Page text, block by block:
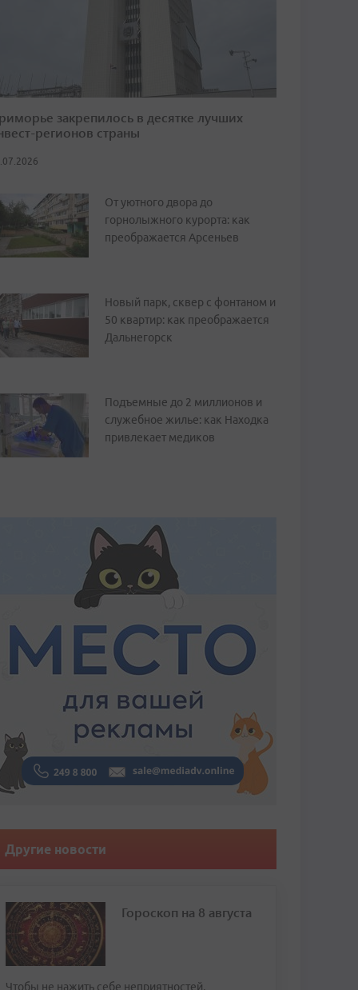
закрепилось в десятке лучших
регионов страны
От уютного двора до
горнолыжного курорта: как
преображается Арсеньев
Новый парк, сквер с фонтаном и
50 квартир: как преображается
Дальнегорск
Подъемные до 2 миллионов и
служебное жилье: как Находка
привлекает медиков
Другие новости
Гороскоп на 8 августа
Чтобы не нажить себе неприятностей,